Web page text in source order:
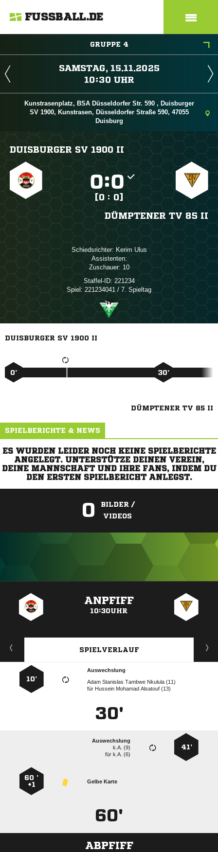
FUSSBALL.DE
GRUPPE 4
 
 
Kunstrasenplatz, BSA Düsseldorfer Str. 590 , Duisburger
SV 1900, Kunstrasen, Düsseldorfer Straße 590, 47055
Duisburg
DUISBURGER SV 1900 II
:
[0 : 0]
DÜMPTENER TV 85 II
Schiedsrichter:  
Assistenten:
Zuschauer: 10
Staffel-ID: 221234
Spiel: 221234041 / 7. Spieltag
DUISBURGER SV 1900 II
0’ 30’
DÜMPTENER TV 85 II
SPIELBERICHTE & NEWS
ES WURDEN LEIDER NOCH KEINE SPIELBERICHTE
ANGELEGT. UNTERSTÜTZE DEINEN VEREIN,
DEINE MANNSCHAFT UND IHRE FANS, INDEM DU
DEN ERSTEN SPIELBERICHT ANLEGST.
0
BILDER /
VIDEOS
ANPFIFF
10:30UHR
SPIELVERLAUF
Auswechslung
    
für    
10’
30'
41’
Auswechslung
k.A. (9)
fürk.A. (6)
Gelbe Karte
60 ’
+1
60'
ABPFIFF